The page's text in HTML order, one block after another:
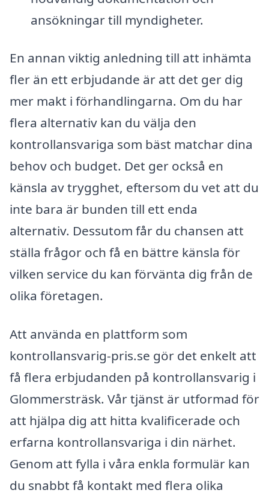
ansökningar till myndigheter.
En annan viktig anledning till att inhämta
fler än ett erbjudande är att det ger dig
mer makt i förhandlingarna. Om du har
flera alternativ kan du välja den
kontrollansvariga som bäst matchar dina
behov och budget. Det ger också en
känsla av trygghet, eftersom du vet att du
inte bara är bunden till ett enda
alternativ. Dessutom får du chansen att
ställa frågor och få en bättre känsla för
vilken service du kan förvänta dig från de
olika företagen.
Att använda en plattform som
kontrollansvarig-pris.se gör det enkelt att
få flera erbjudanden på kontrollansvarig i
Glommersträsk. Vår tjänst är utformad för
att hjälpa dig att hitta kvalificerade och
erfarna kontrollansvariga i din närhet.
Genom att fylla i våra enkla formulär kan
du snabbt få kontakt med flera olika